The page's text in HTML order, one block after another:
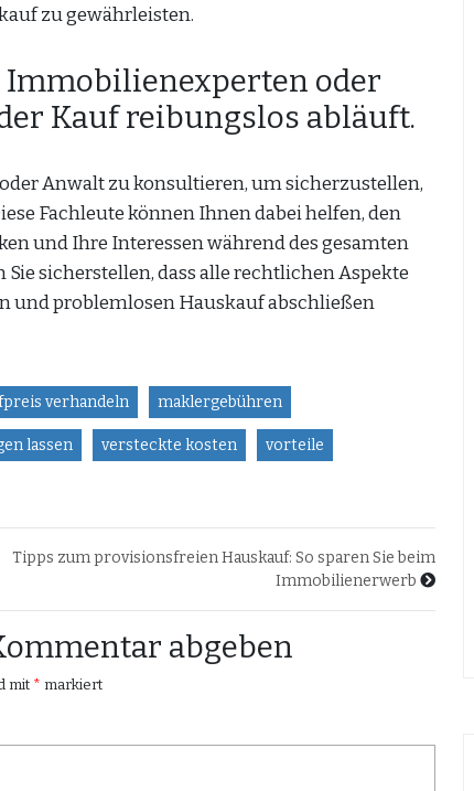
zu gewährleisten.
Immobilienexperten oder
Kauf reibungslos abläuft.
Anwalt zu konsultieren, um sicherzustellen,
Fachleute können Ihnen dabei helfen, den
und Ihre Interessen während des gesamten
sicherstellen, dass alle rechtlichen Aspekte
und problemlosen Hauskauf abschließen
verhandeln maklergebühren
lassen versteckte kosten vorteile
Tipps zum provisionsfreien Hauskauf: So sparen Sie beim
Immobilienerwerb
abgeben
mit * markiert